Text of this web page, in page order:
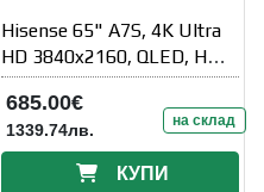
Hisense 65" A7S, 4K Ultra
HD 3840x2160, QLED, HDR
10+, HLG, Dolby Vision,
Dolby
685.00€
1339.74лв. на склад
КУПИ